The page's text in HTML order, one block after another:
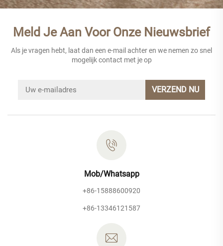
Meld Je Aan Voor Onze Nieuwsbrief
Als je vragen hebt, laat dan een e-mail achter en we nemen zo snel
mogelijk contact met je op
VERZEND NU
Mob/Whatsapp
+86-15888600920
+86-13346121587